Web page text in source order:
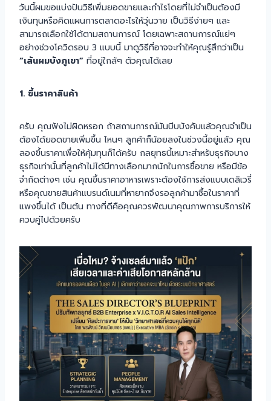
วันนี้ผมขอแบ่งปันวิธีเพิ่มยอดขายและกำไรโดยที่ไม่จำเป็นต้องมี
เงินทุนหรือคิดแผนการตลาดอะไรให้วุ่นวาย เป็นวิธีง่ายๆ และ
สามารถเลือกใช้ได้ตามสถานการณ์ โดยเฉพาะสถานการณ์แย่ๆ
อย่างช่วงโควิดรอบ 3 แบบนี้ มาดูวิธีที่อาจจะทำให้คุณรู้สึกว่าเป็น
“เส้นผมบังภูเขา” ที่อยู่ใกล้ๆ ตัวคุณได้เลย
1. ขึ้นราคาสินค้า
ครับ คุณฟังไม่ผิดหรอก ถ้าสถานการณ์มันบีบบังคับแล้วคุณจำเป็น
ต้องได้ยอดขายเพิ่มขึ้น ไหนๆ ลูกค้าก็น้อยลงในช่วงนี้อยู่แล้ว คุณ
ลองขึ้นราคาเพื่อให้คุ้มทุนก็ได้ครับ กลยุทธนี้เหมาะสำหรับธุรกิจบาง
ธุรกิจเท่านั้นที่ลูกค้าไม่ได้มีทางเลือกมากนักในการซื้อขาย หรือมีข้อ
จำกัดต่างๆ เช่น คุณขึ้นราคาอาหารเพราะต้องใช้การส่งแบบเดลิเวรี่
หรือคุณขายสินค้าแบรนด์เนมที่หายากจึงรอลูกค้ามาซื้อในราคาที่
แพงขึ้นได้ เป็นต้น ทางที่ดีคือคุณควรพัฒนาคุณภาพการบริการให้
ควบคู่ไปด้วยครับ